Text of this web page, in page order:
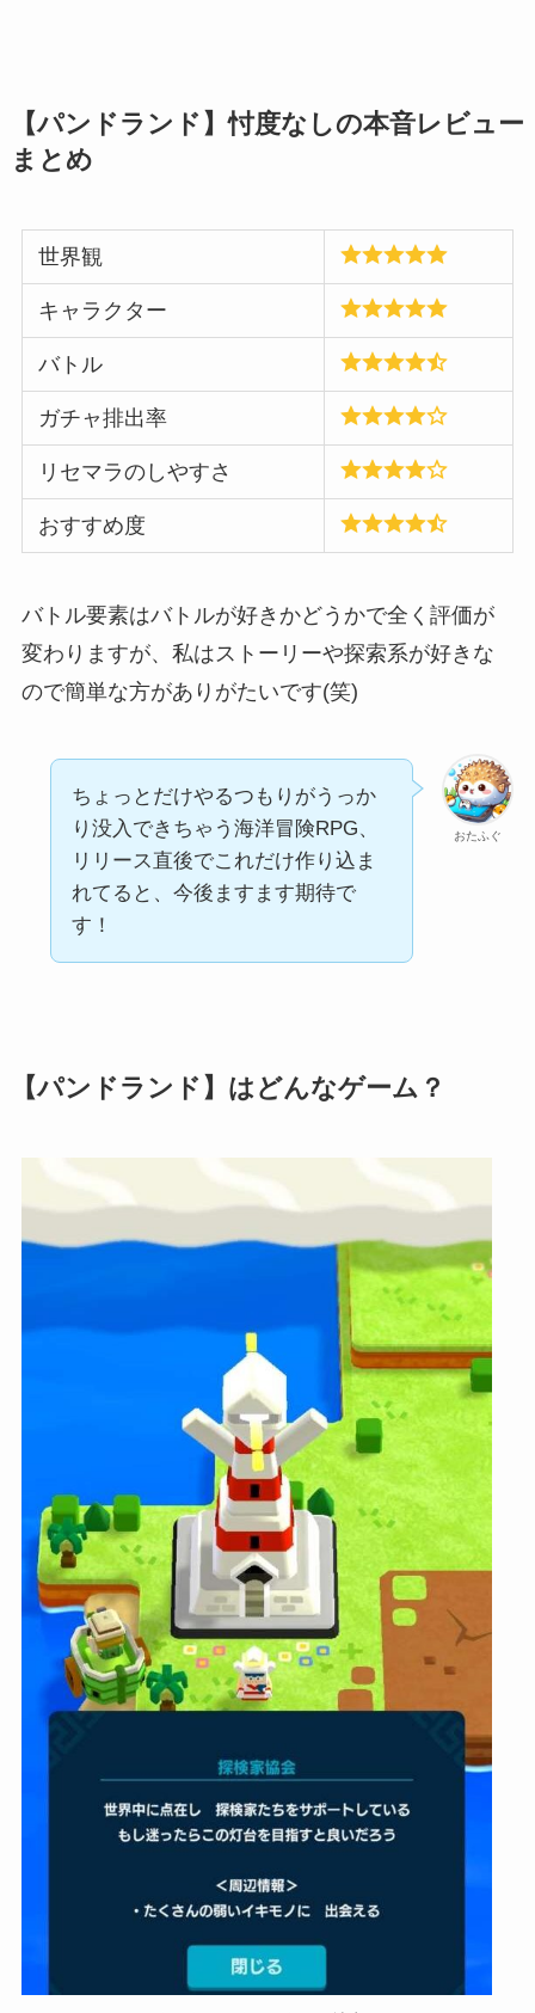
【パンドランド】忖度なしの本音レビュー
まとめ
世界観
キャラクター
バトル
ガチャ排出率
リセマラのしやすさ
おすすめ度
バトル要素はバトルが好きかどうかで全く評価が
変わりますが、私はストーリーや探索系が好きな
ので簡単な方がありがたいです(笑)
おたふぐ
ちょっとだけやるつもりがうっか
り没入できちゃう海洋冒険RPG、
リリース直後でこれだけ作り込ま
れてると、今後ますます期待で
す！
【パンドランド】はどんなゲーム？